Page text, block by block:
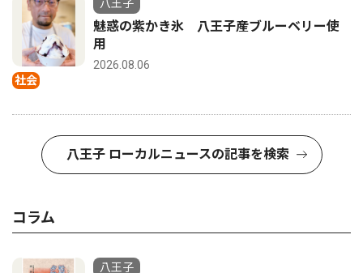
社会
八王子
魅惑の紫かき氷 八王子産ブルーベリー使
用
2026.08.06
八王子 ローカルニュースの記事を検索
コラム
八王子